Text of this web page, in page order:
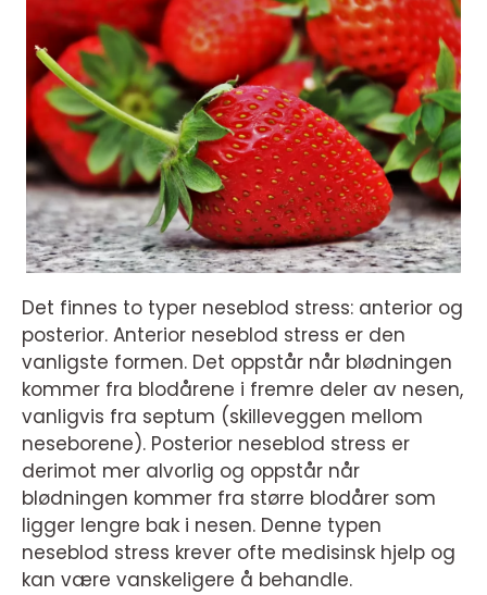
Det finnes to typer neseblod stress: anterior og
posterior. Anterior neseblod stress er den
vanligste formen. Det oppstår når blødningen
kommer fra blodårene i fremre deler av nesen,
vanligvis fra septum (skilleveggen mellom
neseborene). Posterior neseblod stress er
derimot mer alvorlig og oppstår når
blødningen kommer fra større blodårer som
ligger lengre bak i nesen. Denne typen
neseblod stress krever ofte medisinsk hjelp og
kan være vanskeligere å behandle.